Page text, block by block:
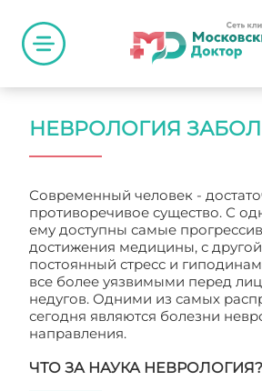
НЕВРОЛОГИЯ
Современный человек -
противоречивое существо. С
ему доступны самые
достижения медицины, с
постоянный стресс и
все более уязвимыми перед
недугов. Одними из самых
сегодня являются болезни
направления.
ЧТО ЗА НАУКА НЕВРОЛОГИЯ?